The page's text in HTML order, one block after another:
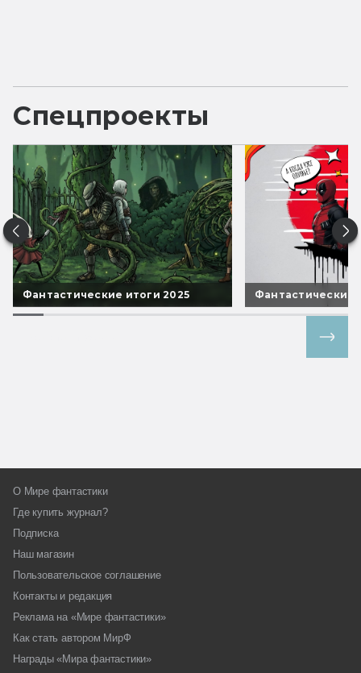
Спецпроекты
Фантастические итоги 2025 Фантастические
О Мире фантастики
Где купить журнал?
Подписка
Наш магазин
Пользовательское соглашение
Контакты и редакция
Реклама на «Мире фантастики»
Как стать автором МирФ
Награды «Мира фантастики»